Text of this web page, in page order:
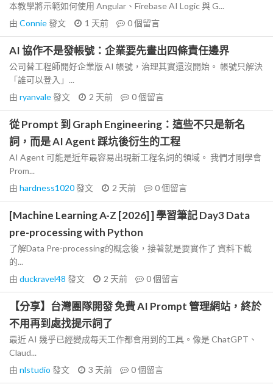
本教學將示範如何使用 Angular、Firebase AI Logic 與 G...
由 Connie發文 1 天前 0個留言
AI 協作不是發帳號：企業要先畫出四條責任邊界
公司替工程師開好企業版 AI 帳號，治理其實還沒開始。 帳號只解決
「誰可以登入」...
由 ryanvale發文 2 天前 0個留言
從 Prompt 到 Graph Engineering：這些不只是新名
詞，而是 AI Agent 踩坑後衍生的工程
AI Agent 可能是近年最容易出現新工程名詞的領域。 我們才剛學會
Prom...
由 hardness1020發文 2 天前 0個留言
[Machine Learning A-Z [2026] ] 學習筆記 Day3 Data
pre-processing with Python
了解Data Pre-processing的概念後，接著就是要實作了 資料下載
的...
由 duckravel48 發文 2 天前 0個留言
【分享】台灣團隊開發 免費 AI Prompt 管理網站，終於
不用再到處找提示詞了
最近 AI 幾乎已經變成每天工作都會用到的工具。像是 ChatGPT、
Claud...
由 nlstudio 發文 3 天前 0個留言